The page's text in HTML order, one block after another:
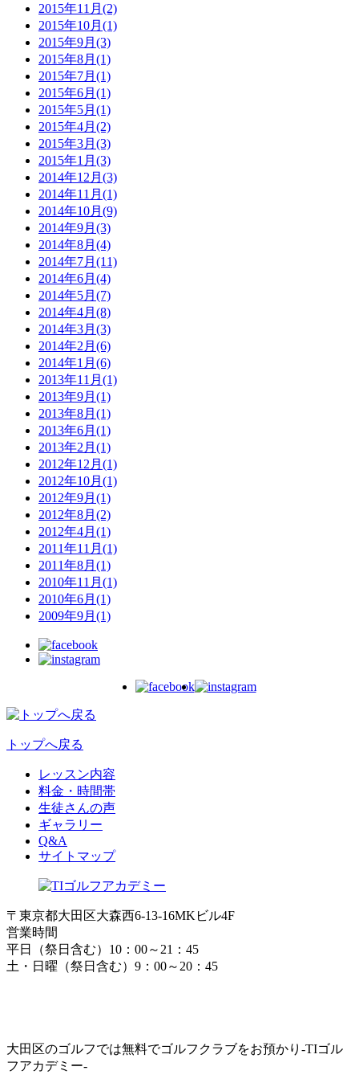
2015年11月(2)
2015年10月(1)
2015年9月(3)
2015年8月(1)
2015年7月(1)
2015年6月(1)
2015年5月(1)
2015年4月(2)
2015年3月(3)
2015年1月(3)
2014年12月(3)
2014年11月(1)
2014年10月(9)
2014年9月(3)
2014年8月(4)
2014年7月(11)
2014年6月(4)
2014年5月(7)
2014年4月(8)
2014年3月(3)
2014年2月(6)
2014年1月(6)
2013年11月(1)
2013年9月(1)
2013年8月(1)
2013年6月(1)
2013年2月(1)
2012年12月(1)
2012年10月(1)
2012年9月(1)
2012年8月(2)
2012年4月(1)
2011年11月(1)
2011年8月(1)
2010年11月(1)
2010年6月(1)
2009年9月(1)
トップへ戻る
レッスン内容
料金・時間帯
生徒さんの声
ギャラリー
Q&A
サイトマップ
〒東京都大田区大森西6-13-16MKビル4F
営業時間
平日（祭日含む）10：00～21：45
土・日曜（祭日含む）9：00～20：45
大田区のゴルフでは無料でゴルフクラブをお預かり-TIゴル
フアカデミー-